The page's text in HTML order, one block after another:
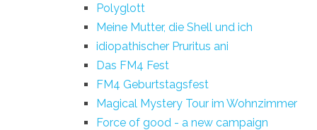
Polyglott
Meine Mutter, die Shell und ich
idiopathischer Pruritus ani
Das FM4 Fest
FM4 Geburtstagsfest
Magical Mystery Tour im Wohnzimmer
Force of good - a new campaign